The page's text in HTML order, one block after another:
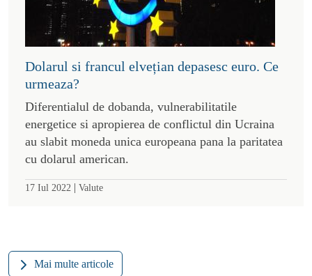
Dolarul si francul elvețian depasesc euro. Ce
urmeaza?
Diferentialul de dobanda, vulnerabilitatile
energetice si apropierea de conflictul din Ucraina
au slabit moneda unica europeana pana la paritatea
cu dolarul american.
17 Iul 2022 | Valute
Mai multe articole